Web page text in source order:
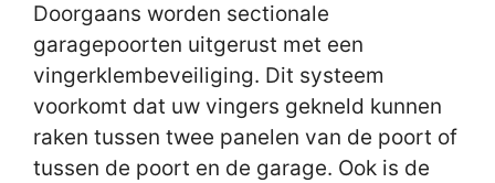
Doorgaans worden sectionale
garagepoorten uitgerust met een
vingerklembeveiliging. Dit systeem
voorkomt dat uw vingers gekneld kunnen
raken tussen twee panelen van de poort of
tussen de poort en de garage. Ook is de